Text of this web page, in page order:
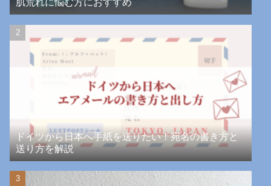
肌荒れに悩む方におすすめ
ドイツから日本へ手紙を送りたい！宛名の書き方と
送り方を解説